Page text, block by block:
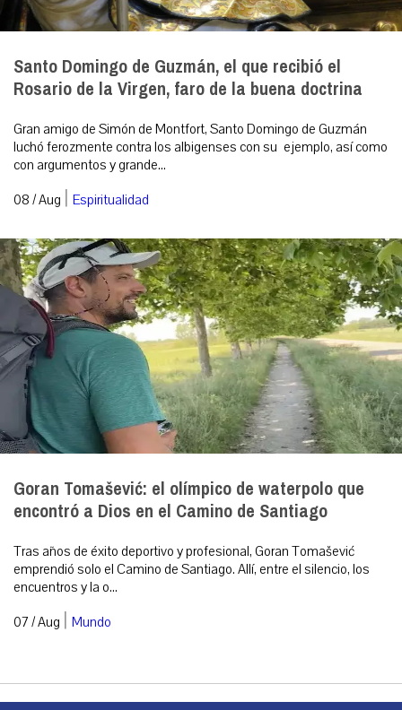
Santo Domingo de Guzmán, el que recibió el
Rosario de la Virgen, faro de la buena doctrina
Gran amigo de Simón de Montfort, Santo Domingo de Guzmán
luchó ferozmente contra los albigenses con su ejemplo, así como
con argumentos y grande...
08 / Aug | Espiritualidad
Goran Tomašević: el olímpico de waterpolo que
encontró a Dios en el Camino de Santiago
Tras años de éxito deportivo y profesional, Goran Tomašević
emprendió solo el Camino de Santiago. Allí, entre el silencio, los
encuentros y la o...
07 / Aug | Mundo